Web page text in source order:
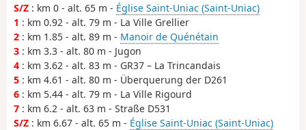
S/Z : km 0 - alt. 65 m - Église Saint-Uniac (Saint-Uniac)
1 : km 0.92 - alt. 79 m - La Ville Grellier
2 : km 1.85 - alt. 89 m - Manoir de Quénétain
3 : km 3.3 - alt. 80 m - Jugon
4 : km 3.62 - alt. 83 m - GR37 – La Trincandais
5 : km 4.61 - alt. 80 m - Überquerung der D261
6 : km 5.44 - alt. 79 m - La Ville Rigourd
7 : km 6.2 - alt. 63 m - Straße D531
S/Z : km 6.67 - alt. 65 m - Église Saint-Uniac (Saint-Uniac)